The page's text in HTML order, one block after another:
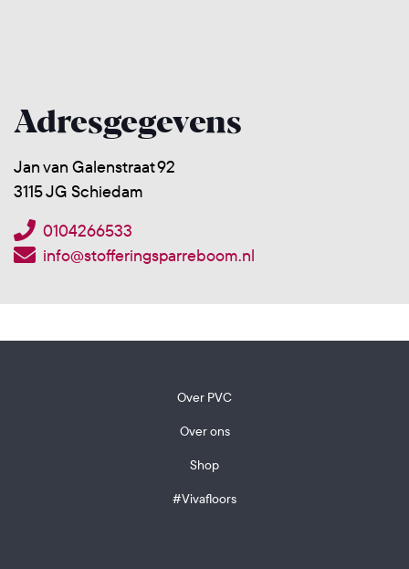
Adresgegevens
Jan van Galenstraat 92
3115 JG Schiedam
0104266533
info@stofferingsparreboom.nl
Over PVC
Over ons
Shop
#Vivafloors